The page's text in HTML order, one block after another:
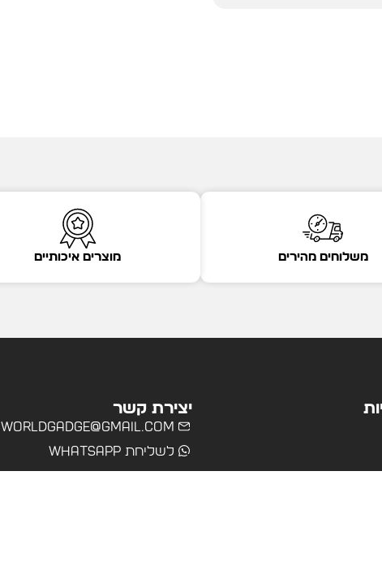
משלוחים מהירים מוצרים איכותיים
יצירת קשר
worldgadge@gmail.com
לשליחת WhatsApp